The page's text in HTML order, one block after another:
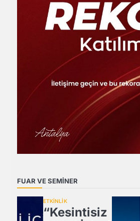
FUAR VE SEMİNER
ETKİNLİK
“Kesintisiz